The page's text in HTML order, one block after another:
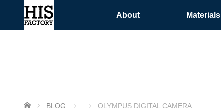
About Materials
ホーム BLOG OLYMPUS DIGITAL CAMERA